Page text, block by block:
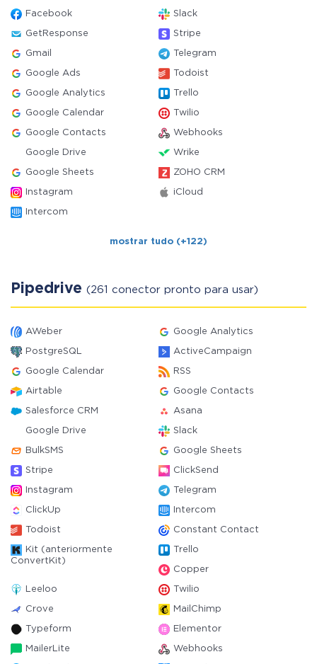
Facebook Slack
GetResponse Stripe
Gmail Telegram
Google Ads Todoist
Google Analytics Trello
Google Calendar Twilio
Google Contacts Webhooks
Google Drive Wrike
Google Sheets ZOHO CRM
Instagram iCloud
Intercom
mostrar tudo (+122)
Pipedrive (261 conector pronto para usar)
AWeber Google Analytics
PostgreSQL ActiveCampaign
Google Calendar RSS
Airtable Google Contacts
Salesforce CRM Asana
Google Drive Slack
BulkSMS Google Sheets
Stripe ClickSend
Instagram Telegram
ClickUp Intercom
Todoist Constant Contact
Kit (anteriormente
ConvertKit)
Trello
Copper
Leeloo Twilio
Crove MailChimp
Typeform Elementor
MailerLite Webhooks